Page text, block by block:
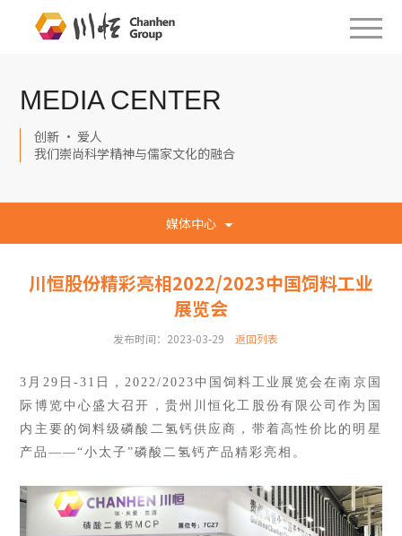
MEDIA CENTER
创新 · 爱人
我们崇尚科学精神与儒家文化的融合
媒体中心
川恒股份精彩亮相2022/2023中国饲料工业
展览会
发布时间：2023-03-29 返回列表
3月29日-31日，2022/2023中国饲料工业展览会在南京国
际博览中心盛大召开，贵州川恒化工股份有限公司作为国
内主要的饲料级磷酸二氢钙供应商，带着高性价比的明星
产品——“小 太子”磷酸二氢钙产品精彩亮相。